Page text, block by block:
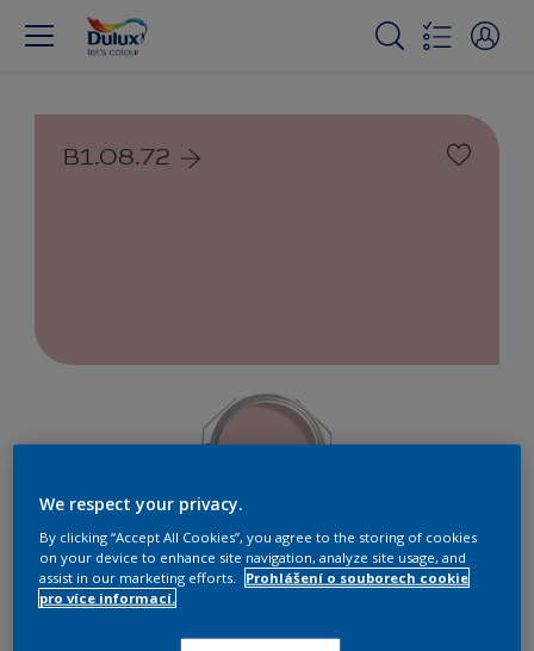
B1.08.72
Najít výrobek v tomto odstínu
We respect your privacy.
By clicking “Accept All Cookies”, you agree to the storing of cookies
on your device to enhance site navigation, analyze site usage, and
assist in our marketing efforts.
Prohlášení o souborech cookie
pro více informací.